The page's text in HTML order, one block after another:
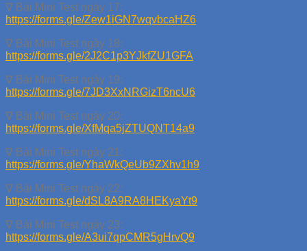
∇ Bài Mini Test ngày 17:
https://forms.gle/Zew1iGN7wqvbcaHZ6
∇ Bài Mini Test ngày 18:
https://forms.gle/2J2C1p3YJkfZU1GFA
∇ Bài Mini Test ngày 19:
https://forms.gle/7JD3XxNRGizT6ncU6
∇ Bài Mini Test ngày 20:
https://forms.gle/XfMqa5jZTUQNT14a9
∇ Bài Mini Test ngày 21:
https://forms.gle/YhaWkQeUb9ZXhv1h9
∇ Bài Mini Test ngày 22:
https://forms.gle/dSL8A9RA8HEKyaYt9
∇ Bài Mini Test ngày 23:
https://forms.gle/A3ui7qpCMR5gHrvQ9